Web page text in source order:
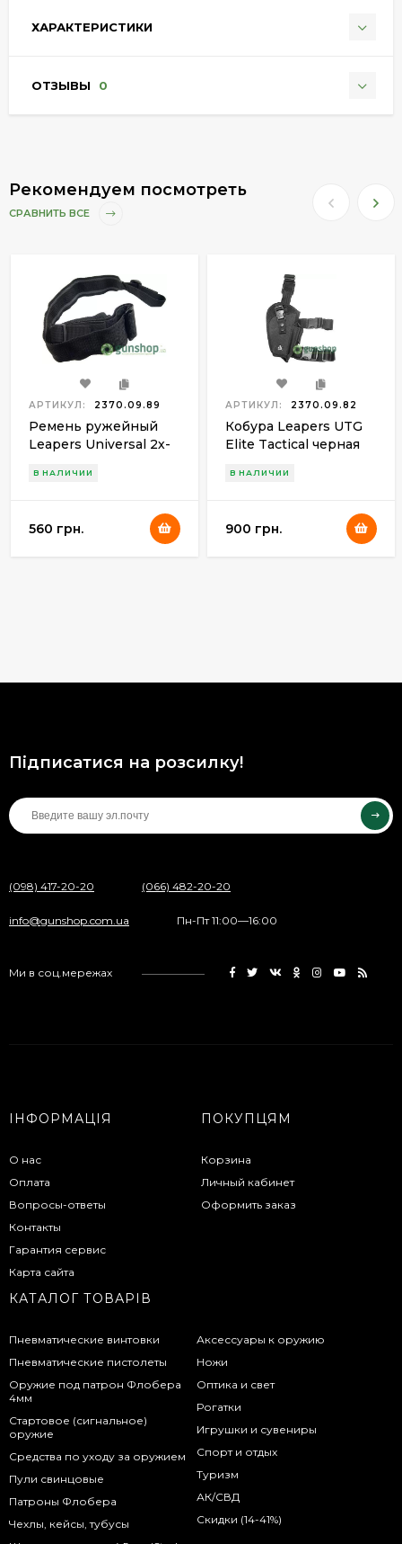
ХАРАКТЕРИСТИКИ
ОТЗЫВЫ 0
Рекомендуем посмотреть
СРАВНИТЬ ВСЕ
АРТИКУЛ: 2370.09.89
Ремень ружейный
Leapers Universal 2х-
В НАЛИЧИИ
560 грн.
АРТИКУЛ: 2370.09.82
Кобура Leapers UTG
Elite Tactical черная
В НАЛИЧИИ
900 грн.
Підписатися на розсилку!
(098) 417-20-20 (066) 482-20-20
info@gunshop.com.ua Пн-Пт 11:00—16:00
Ми в соц.мережах
ІНФОРМАЦІЯ
О нас
Оплата
Вопросы-ответы
Контакты
Гарантия сервис
Карта сайта
ПОКУПЦЯМ
Корзина
Личный кабинет
Оформить заказ
КАТАЛОГ ТОВАРІВ
Пневматические винтовки
Пневматические пистолеты
Оружие под патрон Флобера
4мм
Стартовое (сигнальное)
оружие
Средства по уходу за оружием
Пули свинцовые
Патроны Флобера
Чехлы, кейсы, тубусы
Аксессуары к оружию
Ножи
Оптика и свет
Рогатки
Игрушки и сувениры
Спорт и отдых
Туризм
АК/СВД
Скидки (14-41%)